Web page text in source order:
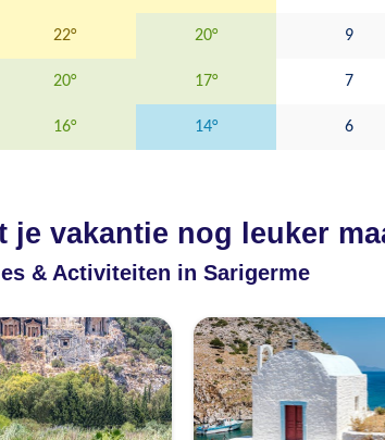
22° 20° 9
20° 17° 7
16° 14° 6
je vakantie nog leuker
& Activiteiten in Sarigerme